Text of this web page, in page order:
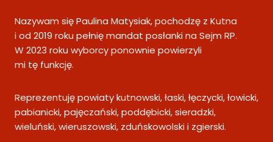
Nazywam się Paulina Matysiak, pochodzę z Kutna
i od 2019 roku pełnię mandat posłanki na Sejm RP.
W 2023 roku wyborcy ponownie powierzyli
mi tę funkcję.
Reprezentuję powiaty kutnowski, łaski, łęczycki, łowicki,
pabianicki, pajęczański, poddębicki, sieradzki,
wieluński, wieruszowski, zduńskowolski i zgierski.